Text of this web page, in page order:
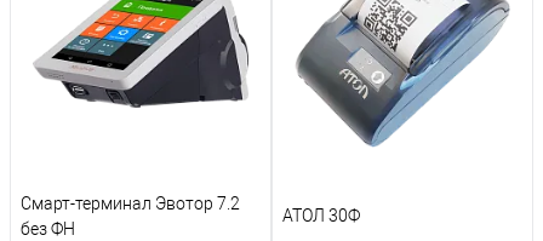
Смарт-терминал Эвотор 7.2
без ФН
АТОЛ 30Ф